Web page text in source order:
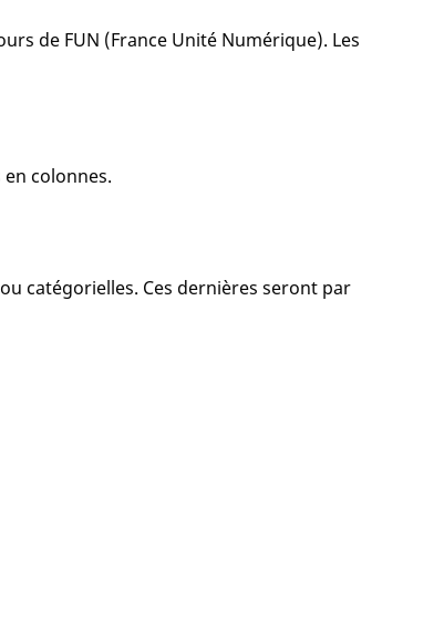
de FUN (France Unité Numérique). Les
colonnes.
catégorielles. Ces dernières seront par